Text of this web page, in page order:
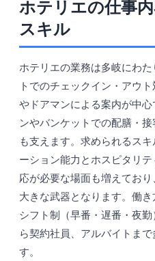
ホテリエの仕事
スキル
ホテリエの業務は多岐にわ
トでのチェックイン・アウ
やドアマンによる案内が中
ンやバンケットでの配膳・
も支えます。求められるス
ーション能力とホスピタリ
応が必要な場面も増えてお
大きな武器となります。働き
シフト制（早番・遅番・夜
ら契約社員、アルバイトま
す。